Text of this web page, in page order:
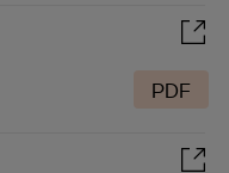
PDF